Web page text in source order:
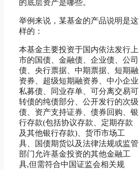
的底层资产是哪些。
举例来说，某基金的产品说明是这
样的：
本基金主要投资于国内依法发行上
市的国债、金融债、企业债、公司
债、央行票据、中期票据、短期融
资券、超级短期融资券、中小企业
私募债、同业存单、可分离交易可
转债的纯债部分、公开发行的次级
债、资产支持证券、债券回购、银
行存款(包括协议存款、定期存款
及其他银行存款)、货币市场工
具、国债期货以及法律法规或监管
部门允许基金投资的其他金融工
具,但需符合中国证监会相关规